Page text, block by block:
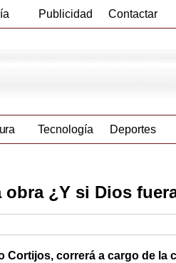
Publicidad Contactar
Tecnología Deportes
obra ¿Y si Dios
Cortijos, correrá a cargo de la